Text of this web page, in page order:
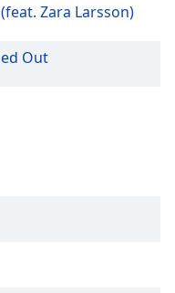
Zara Larsson)
Out